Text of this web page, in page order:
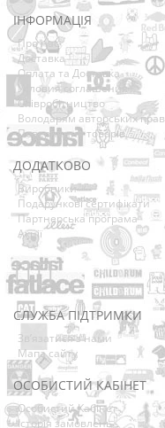
ІНФОРМАЦІЯ
Про нас
Доставка
Оплата та Доставка
Условия соглашения
Співробітництво
Володарям авторських прав
Повернення товарів
ДОДАТКОВО
Виробники
Подарункові сертифікати
Партнерська програма
Акції
СЛУЖБА ПІДТРИМКИ
Зв’язатися з нами
Мапа сайту
ОСОБИСТИЙ КАБІНЕТ
Особистий Кабінет
Історія замовлень